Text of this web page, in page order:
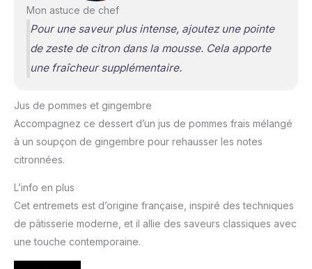
Mon astuce de chef
Pour une saveur plus intense, ajoutez une pointe
de zeste de citron dans la mousse. Cela apporte
une fraîcheur supplémentaire.
Jus de pommes et gingembre
Accompagnez ce dessert d’un jus de pommes frais mélangé
à un soupçon de gingembre pour rehausser les notes
citronnées.
L’info en plus
Cet entremets est d’origine française, inspiré des techniques
de pâtisserie moderne, et il allie des saveurs classiques avec
une touche contemporaine.